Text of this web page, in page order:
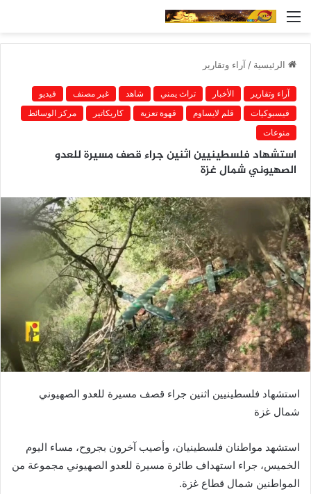
القائمة
الرئيسية / آراء وتقارير
آراء وتقارير الأخبار تراث يمني شاهد غير مصنف
فيديو
فيسبوكيات
قلم لايساوم قهوة تعزية كاريكاتير
مركز الوسائط
منوعات
استشهاد فلسطينيين اثنين جراء قصف مسيرة للعدو
الصهيوني شمال غزة
استشهاد فلسطينيين اثنين جراء قصف مسيرة للعدو الصهيوني
شمال غزة
استشهد مواطنان فلسطينيان، وأصيب آخرون بجروح، مساء اليوم
الخميس، جراء استهداف طائرة مسيرة للعدو الصهيوني مجموعة من
المواطنين شمال قطاع غزة.